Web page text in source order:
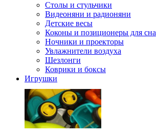
Cтолы и стульчики
Видеоняни и радионяни
Детские весы
Коконы и позиционеры для сна
Ночники и проекторы
Увлажнители воздуха
Шезлонги
Коврики и боксы
Игрушки